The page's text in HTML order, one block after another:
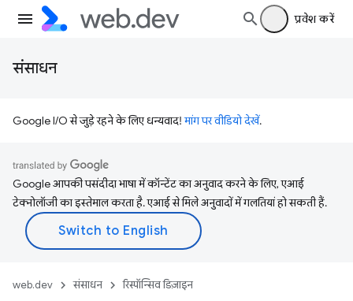
प्रवेश करें
संसाधन
Google I/O से जुड़े रहने के लिए धन्यवाद!मांग पर वीडियो देखें.
Google आपकी पसंदीदा भाषा में कॉन्टेंट का अनुवाद करने के लिए, एआई
टेक्नोलॉजी का इस्तेमाल करता है. एआई से मिले अनुवादों में गलतियां हो सकती हैं.
web.dev संसाधन रिस्पॉन्सिव डिज़ाइन